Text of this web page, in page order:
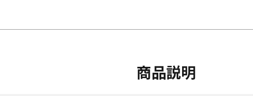
商品説明